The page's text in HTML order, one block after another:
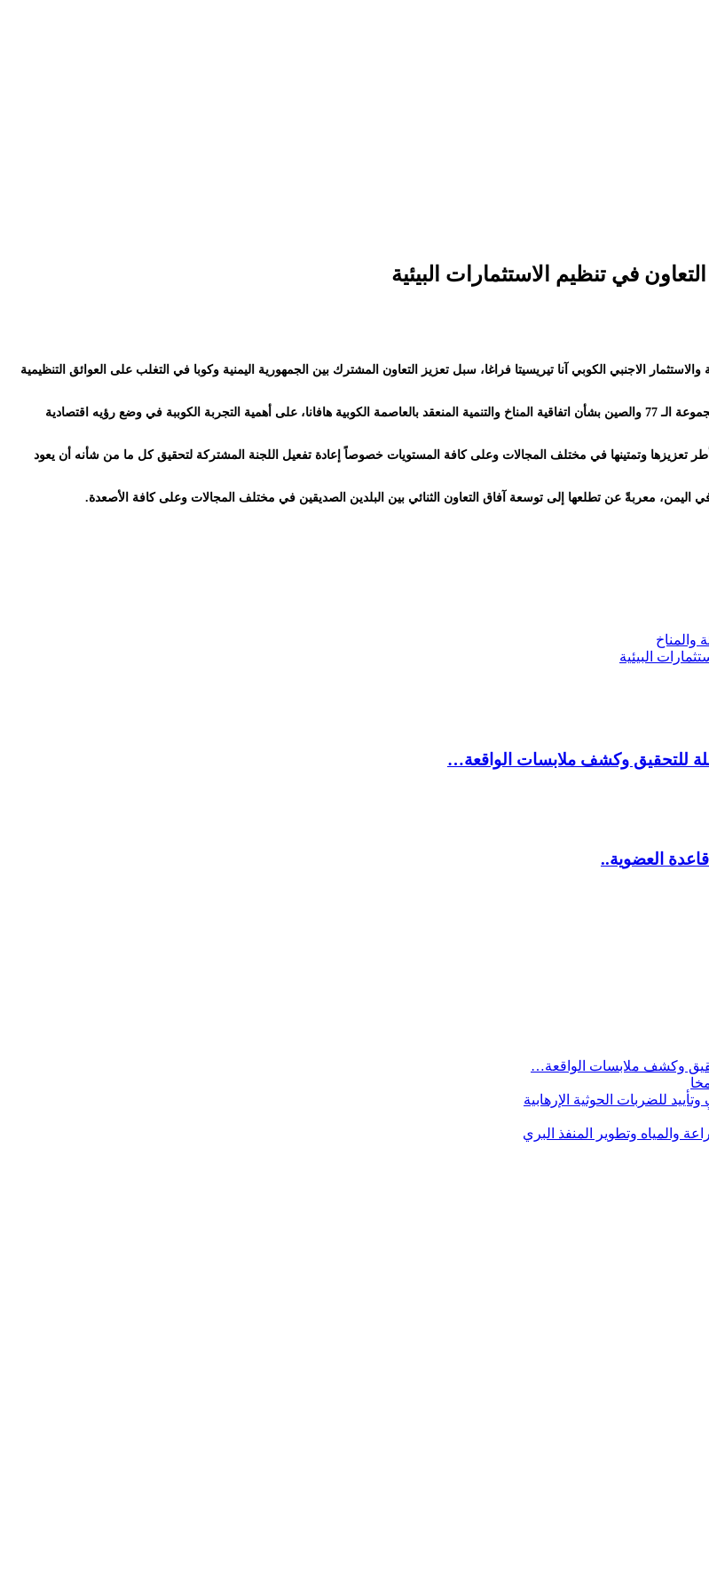
في تنظيم الاستثمارات البيئية
الاجنبي الكوبي آنا تيريسيتا فراغا، سبل تعزيز التعاون المشترك بين الجمهورية اليمنية وكوبا في التغلب على العوائق التنظيمية
وأكد الوزير الشرجبي، خلال اللقاء الذي عقد على هامش مشاركته في الاجتماع الوزاري لدول مجموعة الـ 77 والصين بشأن اتفاقية المناخ والتنمية المنعقد بالعاصمة الكوبية هافانا، على أهمية التجربة الكوببة في وضع رؤيه اقتصادية
تعزيزها وتمتينها في مختلف المجالات وعلى كافة المستويات خصوصاً إعادة تفعيل اللجنة المشتركة لتحقيق كل ما من شأنه أن يعود
اليمن، معربةً عن تطلعها إلى توسعة آفاق التعاون الثنائي بين البلدين الصديقين في مختلف المجالات وعلى كافة الأصعدة.
والمناخ
البيئية
للتحقيق وكشف ملابسات الواقعة…
العضوية..
وكشف ملابسات الواقعة…
للضربات الحوثية الإرهابية
والمياه وتطوير المنفذ البري